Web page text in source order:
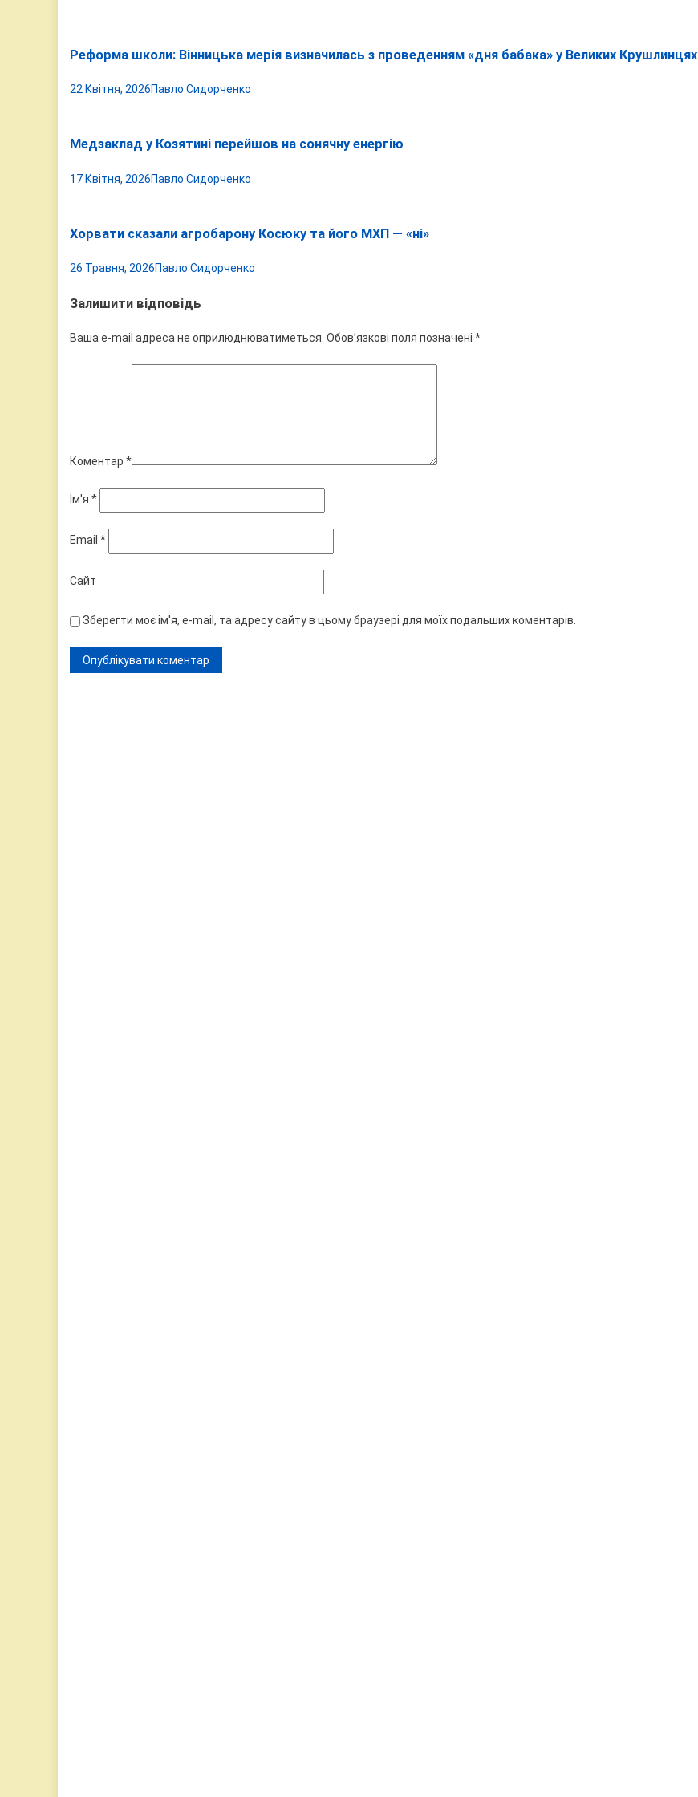
Реформа школи: Вінницька мерія визначилась з проведенням «дня бабака» у Великих Крушлинцях
22 Квітня, 2026Павло Сидорченко
Медзаклад у Козятині перейшов на сонячну енергію
17 Квітня, 2026Павло Сидорченко
Хорвати сказали агробарону Косюку та його МХП — «ні»
26 Травня, 2026Павло Сидорченко
Залишити відповідь
Ваша e-mail адреса не оприлюднюватиметься. Обов’язкові поля позначені *
Коментар *
Ім'я *
Email *
Сайт
Зберегти моє ім'я, e-mail, та адресу сайту в цьому браузері для моїх подальших коментарів.